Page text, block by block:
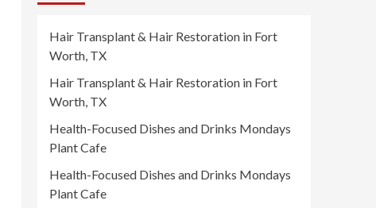
Hair Transplant & Hair Restoration in Fort
Worth, TX
Hair Transplant & Hair Restoration in Fort
Worth, TX
Health-Focused Dishes and Drinks Mondays
Plant Cafe
Health-Focused Dishes and Drinks Mondays
Plant Cafe